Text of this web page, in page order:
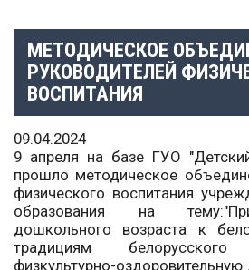
МЕТОДИЧЕСКОЕ
РУКОВОДИТЕЛЕЙ
ВОСПИТАНИЯ
09.04.2024
9 апреля на базе ГУО
прошло методическое
физического воспитания
образования на
дошкольного возраста к
традициям
физкультурно-оздоровительную